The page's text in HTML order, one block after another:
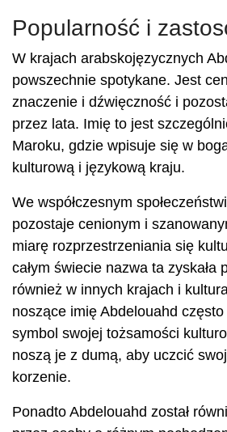
Popularność i
W krajach arabskojęzycznych
powszechnie spotykane. Jest
znaczenie i dźwięczność i
przez lata. Imię to jest
Maroku, gdzie wpisuje się w
kulturową i językową kraju.
We współczesnym
pozostaje cenionym i
miarę rozprzestrzeniania się
całym świecie nazwa ta zyskała
również w innych krajach i
noszące imię Abdelouahd
symbol swojej tożsamości
noszą je z dumą, aby uczcić
korzenie.
Ponadto Abdelouahd został